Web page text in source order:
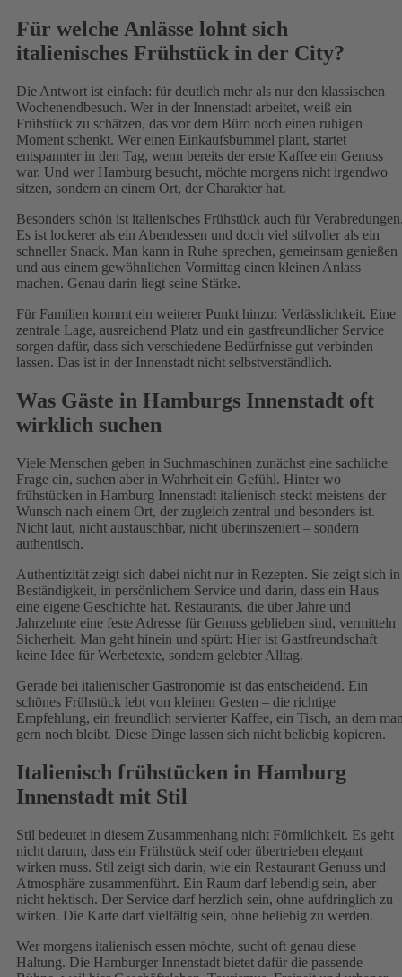
Für welche Anlässe lohnt sich
italienisches Frühstück in der City?
Die Antwort ist einfach: für deutlich mehr als nur den klassischen
Wochenendbesuch. Wer in der Innenstadt arbeitet, weiß ein
Frühstück zu schätzen, das vor dem Büro noch einen ruhigen
Moment schenkt. Wer einen Einkaufsbummel plant, startet
entspannter in den Tag, wenn bereits der erste Kaffee ein Genuss
war. Und wer Hamburg besucht, möchte morgens nicht irgendwo
sitzen, sondern an einem Ort, der Charakter hat.
Besonders schön ist italienisches Frühstück auch für
Es ist lockerer als ein Abendessen und doch viel stilvoller als ein
schneller Snack. Man kann in Ruhe sprechen, gemeinsam genießen
und aus einem gewöhnlichen Vormittag einen kleinen Anlass
machen. Genau darin liegt seine Stärke.
Für Familien kommt ein weiterer Punkt hinzu: Verlässlichkeit. Eine
zentrale Lage, ausreichend Platz und ein gastfreundlicher Service
sorgen dafür, dass sich verschiedene Bedürfnisse gut verbinden
lassen. Das ist in der Innenstadt nicht selbstverständlich.
Was Gäste in Hamburgs Innenstadt oft
wirklich suchen
Viele Menschen geben in Suchmaschinen zunächst eine sachliche
Frage ein, suchen aber in Wahrheit ein Gefühl. Hinter wo
frühstücken in Hamburg Innenstadt italienisch steckt meistens der
Wunsch nach einem Ort, der zugleich zentral und besonders ist.
Nicht laut, nicht austauschbar, nicht überinszeniert – sondern
authentisch.
Authentizität zeigt sich dabei nicht nur in Rezepten. Sie zeigt sich in
Beständigkeit, in persönlichem Service und darin, dass ein Haus
eine eigene Geschichte hat. Restaurants, die über Jahre und
Jahrzehnte eine feste Adresse für Genuss geblieben sind, vermitteln
Sicherheit. Man geht hinein und spürt: Hier ist Gastfreundschaft
keine Idee für Werbetexte, sondern gelebter Alltag.
Gerade bei italienischer Gastronomie ist das entscheidend. Ein
schönes Frühstück lebt von kleinen Gesten – die richtige
Empfehlung, ein freundlich servierter Kaffee, ein Tisch, an dem
gern noch bleibt. Diese Dinge lassen sich nicht beliebig kopieren.
Italienisch frühstücken in Hamburg
Innenstadt mit Stil
Stil bedeutet in diesem Zusammenhang nicht Förmlichkeit. Es geht
nicht darum, dass ein Frühstück steif oder übertrieben elegant
wirken muss. Stil zeigt sich darin, wie ein Restaurant Genuss und
Atmosphäre zusammenführt. Ein Raum darf lebendig sein, aber
nicht hektisch. Der Service darf herzlich sein, ohne aufdringlich zu
wirken. Die Karte darf vielfältig sein, ohne beliebig zu werden.
Wer morgens italienisch essen möchte, sucht oft genau diese
Haltung. Die Hamburger Innenstadt bietet dafür die passende